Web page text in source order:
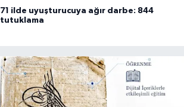
71 ilde uyuşturucuya ağır darbe: 844
tutuklama